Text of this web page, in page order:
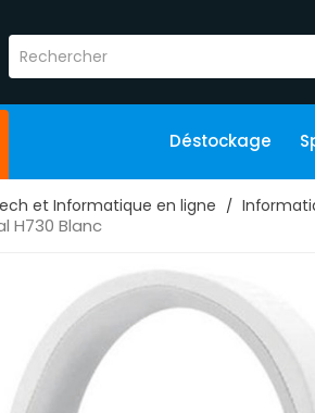
Déstockage
et Informatique en ligne
H730 Blanc